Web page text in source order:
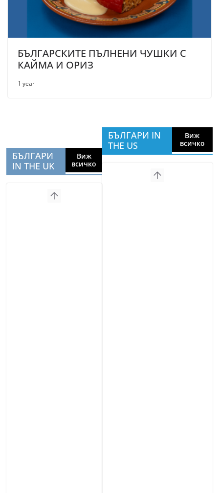
БЪЛГАРСКИТЕ ПЪЛНЕНИ ЧУШКИ С
КАЙМА И ОРИЗ
1 year
БЪЛГАРИ
IN THE UK
Виж
всичко
БЪЛГАРИ IN
THE US
Виж
всичко